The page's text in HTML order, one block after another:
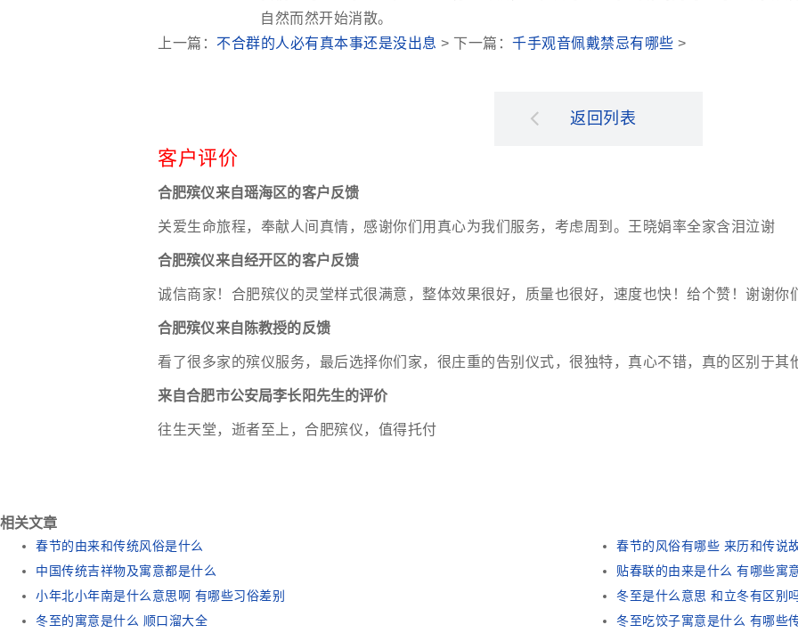
自然而然开始消散。
上一篇： 不合群的人必有真本事还是没出息 > 下一篇： 千手观音佩戴禁忌有哪些 >
返回列表
客户评价
合肥殡仪来自瑶海区的客户反馈
关爱生命旅程，奉献人间真情，感谢你们用真心为我们服务，考虑周到。王晓娟率全家含泪泣谢
合肥殡仪来自经开区的客户反馈
诚信商家！合肥殡仪的灵堂样式很满意，整体效果很好，质量也很好，速度也快！给个赞！谢谢你
合肥殡仪来自陈教授的反馈
看了很多家的殡仪服务，最后选择你们家，很庄重的告别仪式，很独特，真心不错，真的区别于其
来自合肥市公安局李长阳先生的评价
往生天堂，逝者至上，合肥殡仪，值得托付
相关文章
春节的由来和传统风俗是什么
春节的风俗有哪些 来历和传说
中国传统吉祥物及寓意都是什么
贴春联的由来是什么 有哪些寓
小年北小年南是什么意思啊 有哪些习俗差别
冬至是什么意思 和立冬有区别
冬至的寓意是什么 顺口溜大全
冬至吃饺子寓意是什么 有哪些